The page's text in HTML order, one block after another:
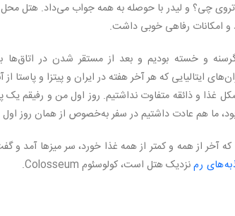
و امکانات رفاهی خوبی داشت.
و خسته بودیم و بعد از مستقر شدن در اتاق‌ها
ایتالیایی که هر آخر هفته در ایران و پیتزا و پاستا
غذا و ذائقه متفاوت نداشتیم. روز اول من و رفیقم یک
ما هم عادت داشتیم در سفر به‌خصوص از همان روز
که آخر از همه و کمتر از همه غذا خورد، سر میزها
رمنزدیک هتل است، کولوسئوم Colosseum.